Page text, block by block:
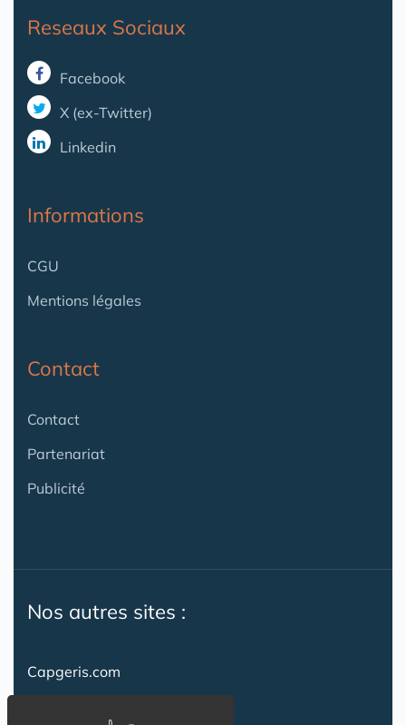
Reseaux Sociaux
Facebook
X (ex-Twitter)
Linkedin
Informations
CGU
Mentions légales
Contact
Contact
Partenariat
Publicité
Nos autres sites :
Capgeris.com